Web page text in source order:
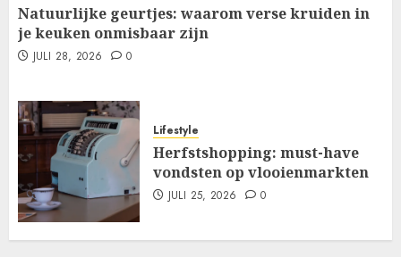
Natuurlijke geurtjes: waarom verse kruiden in
je keuken onmisbaar zijn
JULI 28, 2026 0
Lifestyle
Herfstshopping: must-have
vondsten op vlooienmarkten
JULI 25, 2026 0